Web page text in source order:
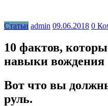
Статьи admin 09.06.2018 0
10 фактов,
навыки вождения
Вот что вы
руль.